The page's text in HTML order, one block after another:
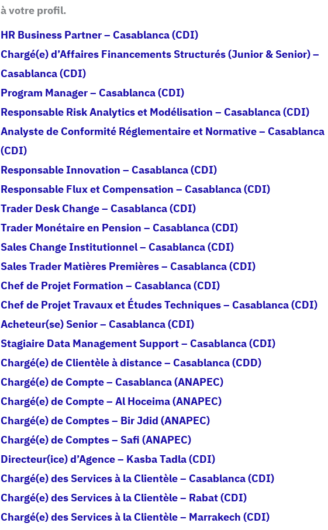
à votre profil.
HR Business Partner – Casablanca (CDI)
Chargé(e) d’Affaires Financements Structurés (Junior & Senior) –
Casablanca (CDI)
Program Manager – Casablanca (CDI)
Responsable Risk Analytics et Modélisation – Casablanca (CDI)
Analyste de Conformité Réglementaire et Normative – Casablanca
(CDI)
Responsable Innovation – Casablanca (CDI)
Responsable Flux et Compensation – Casablanca (CDI)
Trader Desk Change – Casablanca (CDI)
Trader Monétaire en Pension – Casablanca (CDI)
Sales Change Institutionnel – Casablanca (CDI)
Sales Trader Matières Premières – Casablanca (CDI)
Chef de Projet Formation – Casablanca (CDI)
Chef de Projet Travaux et Études Techniques – Casablanca (CDI)
Acheteur(se) Senior – Casablanca (CDI)
Stagiaire Data Management Support – Casablanca (CDI)
Chargé(e) de Clientèle à distance – Casablanca (CDD)
Chargé(e) de Compte – Casablanca (ANAPEC)
Chargé(e) de Compte – Al Hoceima (ANAPEC)
Chargé(e) de Comptes – Bir Jdid (ANAPEC)
Chargé(e) de Comptes – Safi (ANAPEC)
Directeur(ice) d’Agence – Kasba Tadla (CDI)
Chargé(e) des Services à la Clientèle – Casablanca (CDI)
Chargé(e) des Services à la Clientèle – Rabat (CDI)
Chargé(e) des Services à la Clientèle – Marrakech (CDI)